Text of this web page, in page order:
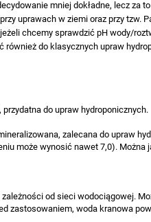
mniej dokładne, lecz za
uprawach w ziemi oraz przy tzw.
chcemy sprawdzić pH wody/
również do klasycznych upraw
do upraw hydroponicznych.
zalecana do upraw
może wynosić nawet 7,0).
od sieci wodociągowej.
zastosowaniem, woda kranowa